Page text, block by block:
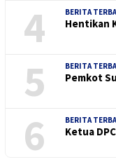
4 BERITA
Hentikan
5 BERITA
Pemkot
6 BERITA
Ketua